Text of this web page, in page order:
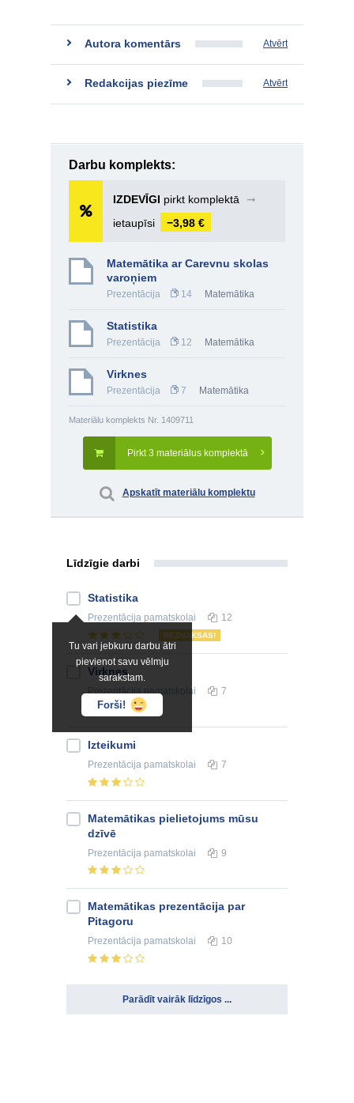
Autora komentārs Atvērt
Redakcijas piezīme Atvērt
Darbu komplekts:
IZDEVĪGI pirkt komplektā
➞
ietaupīsi
−3,98 €
Matemātika ar Carevnu skolas
varoņiem
Prezentācija 14 Matemātika
Statistika
Prezentācija 12 Matemātika
Virknes
Prezentācija 7 Matemātika
Materiālu komplekts Nr. 1409711
Pirkt 3 materiālus komplektā
Apskatīt materiālu komplektu
Līdzīgie darbi
Tu vari jebkuru darbu ātri
pievienot savu vēlmju
sarakstam.
Forši!
Statistika
Prezentācija pamatskolai 12
BEZMAKSAS!
Virknes
Prezentācijapamatskolai 7
Izteikumi
Prezentācija pamatskolai 7
Matemātikas pielietojums mūsu
dzīvē
Prezentācija pamatskolai 9
Matemātikas prezentācija par
Pitagoru
Prezentācija pamatskolai 10
Parādīt vairāk līdzīgos ...